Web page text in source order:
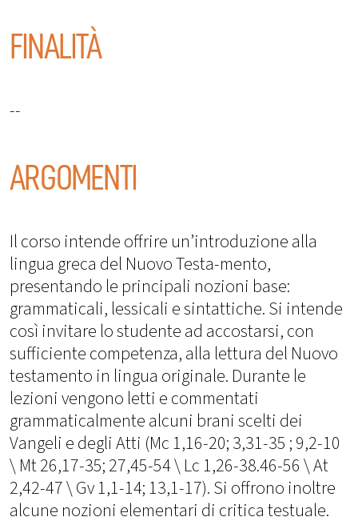
FINALITÀ
--
ARGOMENTI
Il corso intende offrire un’introduzione alla
lingua greca del Nuovo Testa-mento,
presentando le principali nozioni base:
grammaticali, lessicali e sintattiche. Si intende
così invitare lo studente ad accostarsi, con
sufficiente competenza, alla lettura del Nuovo
testamento in lingua originale. Durante le
lezioni vengono letti e commentati
grammaticalmente alcuni brani scelti dei
Vangeli e degli Atti (Mc 1,16-20; 3,31-35 ; 9,2-10
\ Mt 26,17-35; 27,45-54 \ Lc 1,26-38.46-56 \ At
2,42-47 \ Gv 1,1-14; 13,1-17). Si offrono inoltre
alcune nozioni elementari di critica testuale.